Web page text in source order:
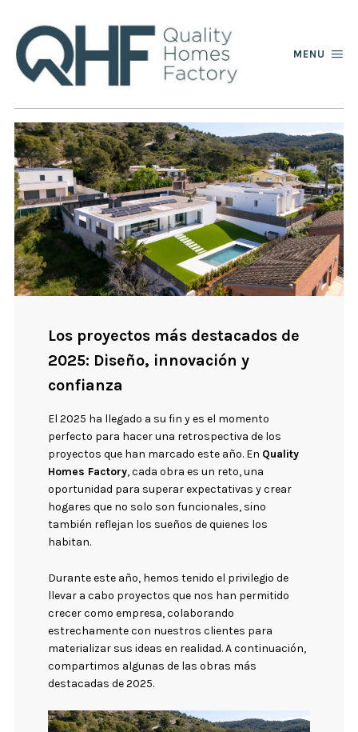
MENU
Los proyectos más destacados de
2025: Diseño, innovación y
confianza
El 2025 ha llegado a su fin y es el momento
perfecto para hacer una retrospectiva de los
proyectos que han marcado este año. En Quality
Homes Factory, cada obra es un reto, una
oportunidad para superar expectativas y crear
hogares que no solo son funcionales, sino
también reflejan los sueños de quienes los
habitan.
Durante este año, hemos tenido el privilegio de
llevar a cabo proyectos que nos han permitido
crecer como empresa, colaborando
estrechamente con nuestros clientes para
materializar sus ideas en realidad. A continuación,
compartimos algunas de las obras más
destacadas de 2025.